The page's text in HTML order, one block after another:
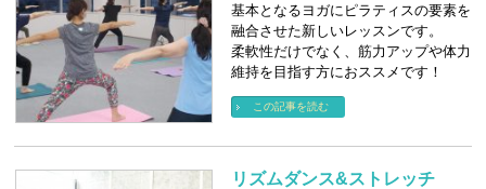
基本となるヨガにピラティスの要素を
融合させた新しいレッスンです。
柔軟性だけでなく、筋力アップや体力
維持を目指す方におススメです！
この記事を読む
リズムダンス&ストレッチ